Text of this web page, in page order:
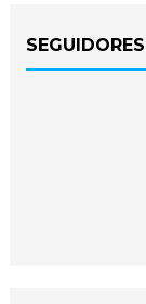
SEGUIDORES